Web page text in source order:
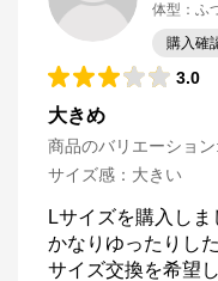
体型 ： ふ
購入確
3.0
大きめ
商品のバリエーション:
サイズ感 ： 大きい
Lサイズを購入しま
かなりゆったりし
サイズ交換を希望